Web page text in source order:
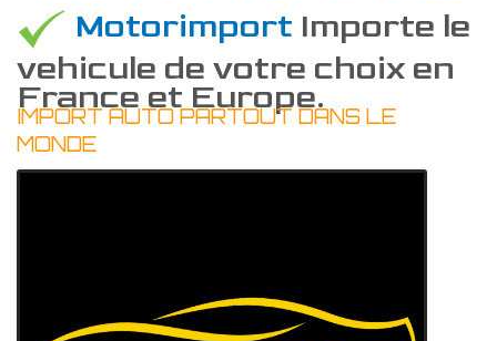
Motorimport Importe le
vehicule de votre choix en
France et Europe.
IMPORT AUTO PARTOUT DANS LE
MONDE